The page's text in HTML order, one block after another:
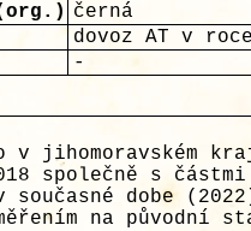
černá
dovoz AT v
-
v jihomoravském
společně s částmi
dobe
na původní